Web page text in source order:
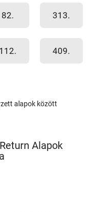
82. 313.
112. 409.
alapok között
Alapok